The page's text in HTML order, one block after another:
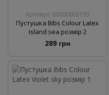
Артикул: 00000003793
Пустушка Bibs Colour Latex
Island sea розмір 2
289 грн